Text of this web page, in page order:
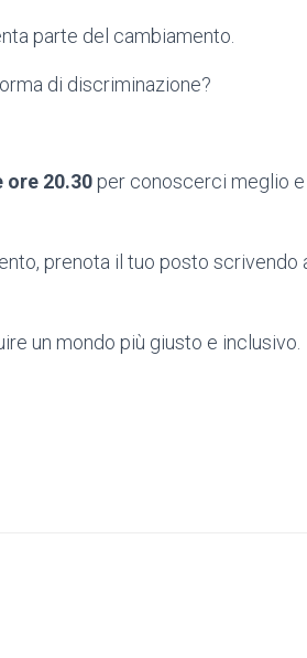
parte del cambiamento.
di discriminazione?
ore 20.30 per conoscerci meglio
prenota il tuo posto scrivendo
un mondo più giusto e inclusivo.